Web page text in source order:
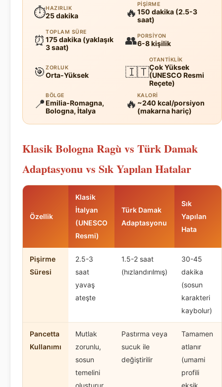
⏱HAZIRLIK
25 dakika 🔥
PIŞIRME
150 dakika (2.5-3
saat)
⏰
TOPLAM SÜRE
175 dakika (yaklaşık
3 saat)
👥PORSIYON
6-8 kişilik
🎯 ZORLUK
Orta-Yüksek 🇮🇹
OTANTIKLIK
Çok Yüksek
(UNESCO Resmi
Reçete)
📍
BÖLGE
Emilia-Romagna,
Bologna, İtalya
🔥
KALORI
~240 kcal/porsiyon
(makarna hariç)
Klasik Bologna Ragù vs Türk Damak
Adaptasyonu vs Sık Yapılan Hatalar
Özellik
Klasik
İtalyan
(UNESCO
Resmi)
Türk Damak
Adaptasyonu
Sık
Yapılan
Hata
Pişirme
Süresi
2.5-3
saat
yavaş
ateşte
1.5-2 saat
(hızlandırılmış)
30-45
dakika
(sosun
karakteri
kaybolur)
Pancetta
Kullanımı
Mutlak
zorunlu,
sosun
temelini
oluşturur
Pastırma veya
sucuk ile
değiştirilir
Tamamen
atlanır
(umami
profili
eksik